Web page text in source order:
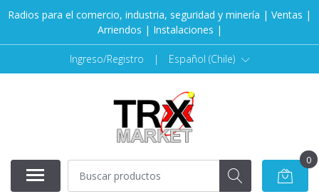
Radios para el comercio, industria, seguridad y minería | Ventas |
Arriendos | Instalaciones |
Ingreso/Registro | Español (Chile)
0